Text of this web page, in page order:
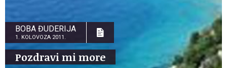
BOBA ĐUDERIJA
1. KOLOVOZA 2011.
Pozdravi mi more